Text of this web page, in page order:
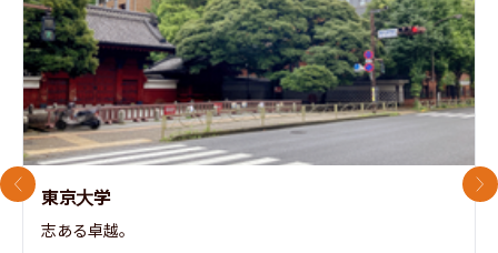
東京大学
志ある卓越。
前のスライド 次